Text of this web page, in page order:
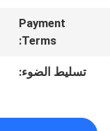
الموقع
Payment
Terms:
تسليط الضوء: